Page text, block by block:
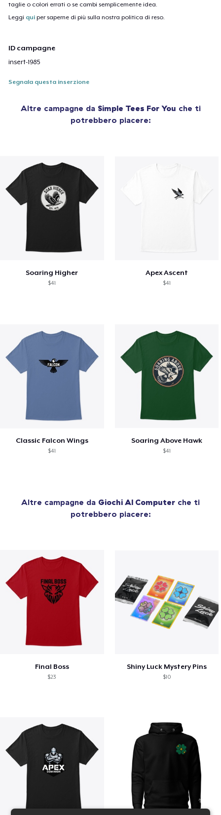
taglie o colori errati o se cambi semplicemente idea.
Leggi qui per saperne di più sulla nostra politica di reso.
ID campagne
insert-1985
Segnala questa inserzione
Altre campagne da Simple Tees For You che ti
potrebbero piacere:
Soaring Higher
$41
Apex Ascent
$41
Classic Falcon Wings
$41
Soaring Above Hawk
$41
Altre campagne da Giochi Al Computer che ti
potrebbero piacere:
Final Boss
$23
Shiny Luck Mystery Pins
$10